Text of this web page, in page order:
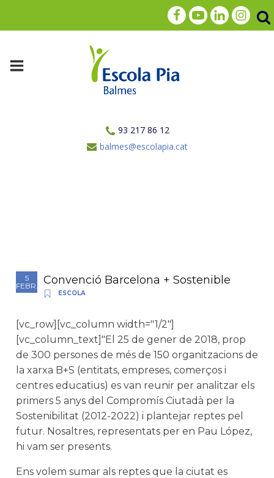
93 217 86 12
balmes@escolapia.cat
5
FEBR.
Convenció Barcelona + Sostenible
ESCOLA
[vc_row][vc_column width="1/2"]
[vc_column_text]"El 25 de gener de 2018, prop
de 300 persones de més de 150 organitzacions de
la xarxa B+S (entitats, empreses, comerços i
centres educatius) es van reunir per analitzar els
primers 5 anys del Compromís Ciutadà per la
Sostenibilitat (2012-2022) i plantejar reptes pel
futur. Nosaltres, representats per en Pau López,
hi vam ser presents.
Ens volem sumar als reptes que la ciutat es